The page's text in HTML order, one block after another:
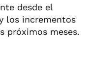
desde el
los incrementos
próximos meses.